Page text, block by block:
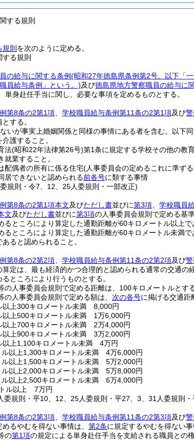
する規則
則 を次のように定める。
る規則
の給与に関する条例(昭和27年徳島県条例第2号。以下「
員給与条例」という。)及び徳島県地方警察職員の給与に
単身赴任手当に関し、必要な事項を定めるものとする。
第8条の2第1項 学校職員給与条例第11条の2第1項及び
する。
いが事実上婚姻関係と同様の事情にある者を含む。以下
護すること。
法(昭和22年法律第26号)第1条に規定する学校その他の教
就業すること。
配偶者の所有に係る住宅(人事委員会の定めるこれに準ず
居できないと認められる前各号に類する事情
規則・令7、12、25人委規則・一部改正)
第8条の2第1項本文及びただし書並びに第3項 学校職員
文及びただし書並びに第3項の人事委員会規則で定める基準
るところにより算定した通勤距離が60キロメートル以上で
るところにより算定した通勤距離が60キロメートル未満
ると認められること。
第8条の2第2項 学校職員給与条例第11条の2第2項及び
算定は、最も経済的かつ合理的と認められる通常の交通
ところにより行うものとする。
の人事委員会規則で定める距離は、100キロメートルとする
人事委員会規則で定める額は、 次の各号に掲げる交通距
以上300キロメートル未満 8,000円
以上500キロメートル未満 1万6,000円
以上700キロメートル未満 2万4,000円
以上900キロメートル未満 3万2,000円
以上1,100キロメートル未満 4万円
ル以上1,300キロメートル未満 4万6,000円
ル以上1,500キロメートル未満 5万2,000円
ル以上2,000キロメートル未満 5万8,000円
ル以上2,500キロメートル未満 6万4,000円
ル以上 7万円
委規則・平10、12、25人委規則・平27、3、31人委規則
第8条の2第3項 学校職員給与条例第11条の2第3項及び
るやむを得ない事情は、 第2条に規定するやむを得ない事
の第1項の規定による単身赴任手当を支給される職員との